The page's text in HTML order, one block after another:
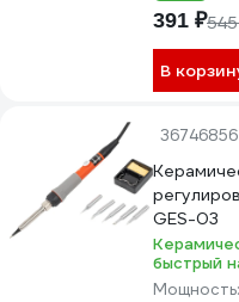
391 ₽
В
36746856
GES-03
быстрый
Мощность: